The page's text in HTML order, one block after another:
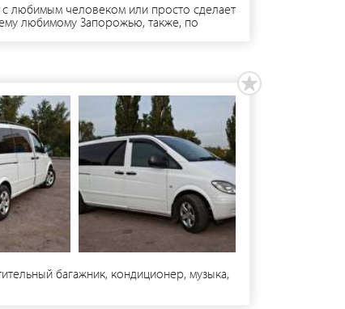
любимым человеком или просто сделает
любимому Запорожью, также, по
багажник, кондиционер, музыка,